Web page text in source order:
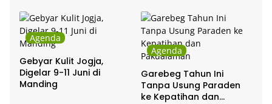
Agenda
Gebyar Kulit Jogja,
Digelar 9-11 Juni di
Manding
Agenda
Garebeg Tahun Ini
Tanpa Usung Paraden
ke Kepatihan dan